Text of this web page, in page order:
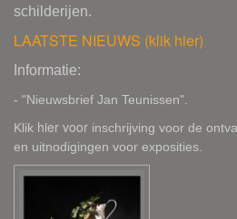
schilderijen.
LAATSTE NIEUWS (klik hier)
Informatie:
- "Nieuwsbrief Jan Teunissen"
Klik hier voor inschrijving voor de
en uitnodigingen voor exposities.